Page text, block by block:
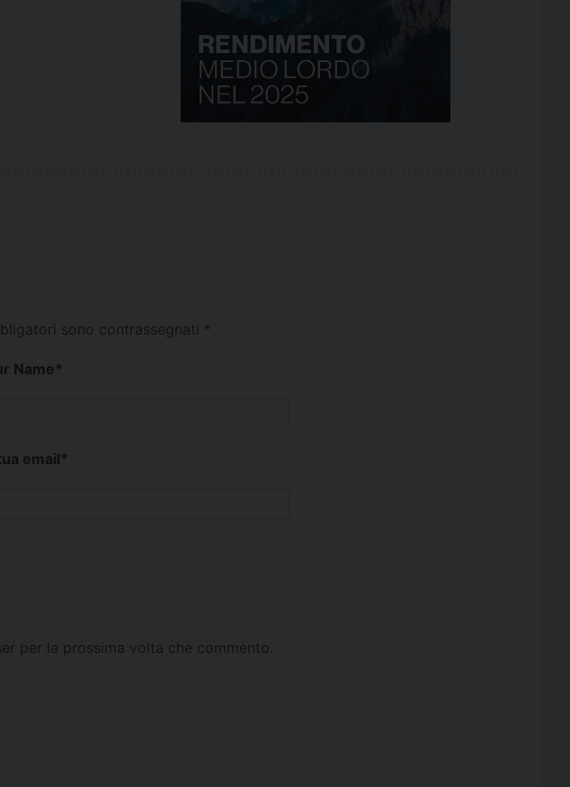
sono contrassegnati *
Name*
email*
per la prossima volta che commento.